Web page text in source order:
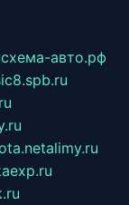
схема-авто.рф
alimy.ru